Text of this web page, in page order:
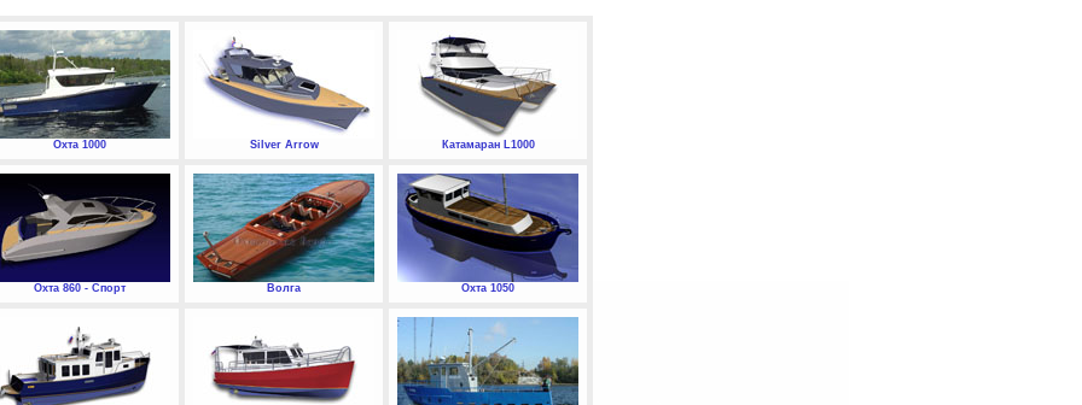
Охта 1000 Silver Arrow Катамаран L1000
Охта 860 - Спорт Волга Охта 1050